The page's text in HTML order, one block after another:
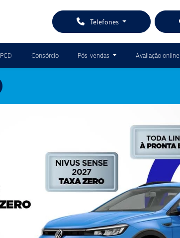
Telefones
PCD Consórcio Pós-vendas Avaliação online